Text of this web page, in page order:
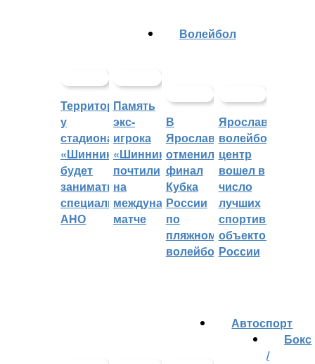
Территорией
у
стадиона
«Шинник»
будет
заниматься
специальное
АНО
Память
экс-
игрока
«Шинника»
почтили
на
международном
матче
Волейбол
В
Ярославле
отменили
финал
Кубка
России
по
пляжному
волейболу
Ярославский
волейбольный
центр
вошел в
число
лучших
спортивных
объектов
России
Автоспорт
Бокс
/